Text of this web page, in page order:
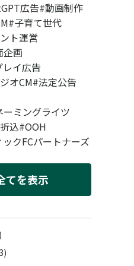
広告 動画制作
子育て世代
ト運営
企画
イ広告
オCM 法定公告
ミングライツ
込 OOH
クFCパートナーズ
てを表示